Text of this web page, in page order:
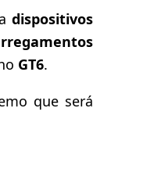
dispositivos
GT6.
que será